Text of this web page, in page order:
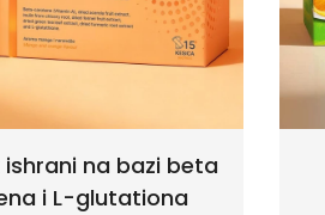
na bazi beta
i L-glutationa